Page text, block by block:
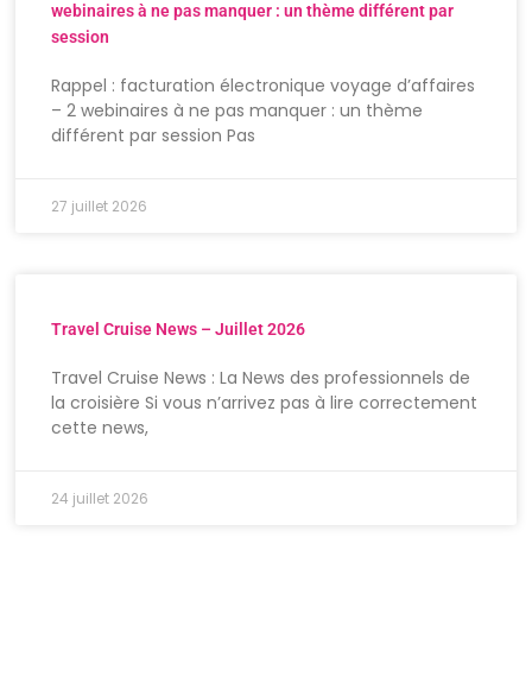
webinaires à ne pas manquer : un thème différent par
session
Rappel : facturation électronique voyage d’affaires
– 2 webinaires à ne pas manquer : un thème
différent par session Pas
27 juillet 2026
Travel Cruise News – Juillet 2026
Travel Cruise News : La News des professionnels de
la croisière Si vous n’arrivez pas à lire correctement
cette news,
24 juillet 2026